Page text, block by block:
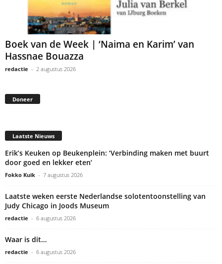
Boek van de Week | ‘Naima en Karim’ van
Hassnae Bouazza
redactie - 2 augustus 2026
Doneer
Laatste Nieuws
Erik’s Keuken op Beukenplein: ‘Verbinding maken met buurt
door goed en lekker eten’
Fokko Kuik - 7 augustus 2026
Laatste weken eerste Nederlandse solotentoonstelling van
Judy Chicago in Joods Museum
redactie - 6 augustus 2026
Waar is dit…
redactie - 6 augustus 2026